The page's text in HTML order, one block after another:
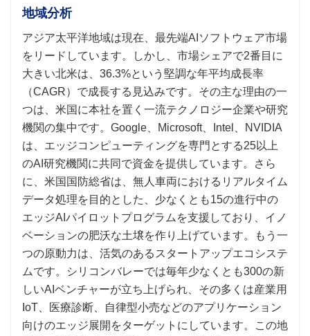
地域分析
アジア太平洋地域は現在、最先端AIソフトウェア市場
をリードしています。しかし、市場シェアで2番目に
大きい北米は、36.3%という堅調な年平均成長率
（CAGR）で成長する見込みです。その主な理由の一
つは、米国に本社を置く一流テクノロジー企業や研究
機関の集中です。Google、Microsoft、Intel、NVIDIA
は、エッジコンピューティングを専門とする25以上
のAI研究機関に共同で資金を提供しています。さら
に、米国国防総省は、無人車両におけるリアルタイム
データ処理を目的とした、少なくとも15の進行中の
エッジAIパイロットプログラムを支援しており、イノ
ベーションの肥沃な土壌を作り上げています。もう一
つの原動力は、活気のあるスタートアップエコシステ
ムです。シリコンバレーでは毎年少なくとも300の新
しいAIベンチャーが立ち上げられ、その多くは産業用
IoT、医療診断、自律型小売などのアプリケーション
向けのエッジ展開をターゲットにしています。この地